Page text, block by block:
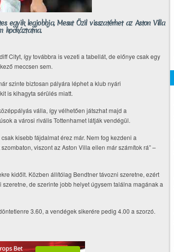
egyik legjobbja, Mesut Özil visszatérhet az Aston Villa
kockáztatna.
Cityt, így továbbra is vezeti a tabellát, de előnye csak egy
meccsen sem.
szinte biztosan pályára léphet a klub nyári
is kihagyta sérülés miatt.
válla, így vélhetően játszhat majd a
a városi rivális Tottenhamet látják vendégül.
kisebb fájdalmat érez már. Nem fog kezdeni a
viszont az Aston Villa ellen már számítok rá” –
kidőlt. Közben állítólag Bendtner távozni szeretne, ezért
de szerinte jobb helyet úgysem találna magának a
3.60, a vendégek sikerére pedig 4.00 a szorzó.